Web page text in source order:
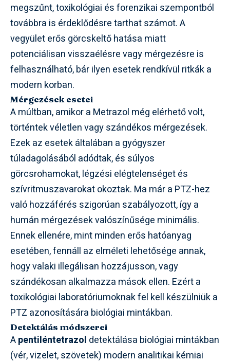
megszűnt, toxikológiai és forenzikai szempontból
továbbra is érdeklődésre tarthat számot. A
vegyület erős görcskeltő hatása miatt
potenciálisan visszaélésre vagy mérgezésre is
felhasználható, bár ilyen esetek rendkívül ritkák a
modern korban.
Mérgezések esetei
A múltban, amikor a Metrazol még elérhető volt,
történtek véletlen vagy szándékos mérgezések.
Ezek az esetek általában a gyógyszer
túladagolásából adódtak, és súlyos
görcsrohamokat, légzési elégtelenséget és
szívritmuszavarokat okoztak. Ma már a PTZ-hez
való hozzáférés szigorúan szabályozott, így a
humán mérgezések valószínűsége minimális.
Ennek ellenére, mint minden erős hatóanyag
esetében, fennáll az elméleti lehetősége annak,
hogy valaki illegálisan hozzájusson, vagy
szándékosan alkalmazza mások ellen. Ezért a
toxikológiai laboratóriumoknak fel kell készülniük a
PTZ azonosítására biológiai mintákban.
Detektálás módszerei
Apentiléntetrazol detektálása biológiai mintákban
(vér, vizelet, szövetek) modern analitikai kémiai